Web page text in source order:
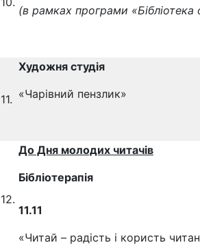
(в рамках програми «Бібліотека
11.
Художня студія
«Чарівний пензлик»
12.
До Дня молодих читачів
Бібліотерапія
11.11
«Читай – радість і користь